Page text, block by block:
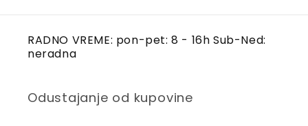
RADNO VREME: pon-pet: 8 - 16h Sub-Ned:
neradna
Odustajanje od kupovine